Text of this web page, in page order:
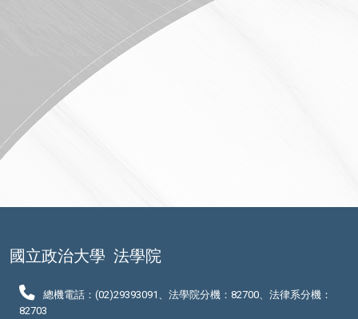
國立政治大學 法學院
總機電話：(02)29393091、法學院分機：82700、法律系分機：
82703